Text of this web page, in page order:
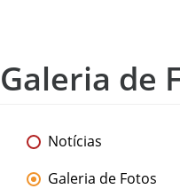
Galeria de
Notícias
Galeria de Fotos